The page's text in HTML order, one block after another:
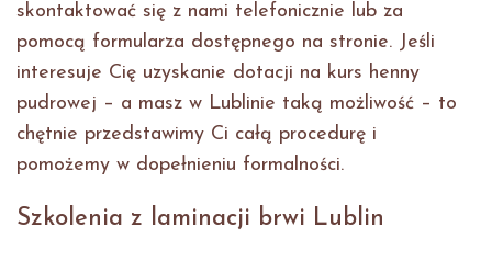
skontaktować się z nami telefonicznie lub za
pomocą formularza dostępnego na stronie. Jeśli
interesuje Cię uzyskanie dotacji na kurs henny
pudrowej – a masz w Lublinie taką możliwość – to
chętnie przedstawimy Ci całą procedurę i
pomożemy w dopełnieniu formalności.
Szkolenia z laminacji brwi Lublin